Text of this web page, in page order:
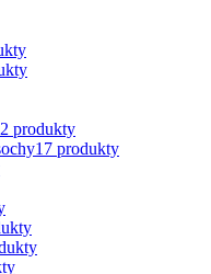
produkty
17 produkty